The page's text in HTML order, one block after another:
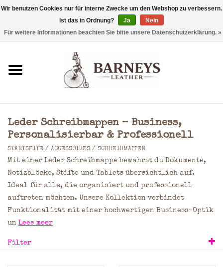
0 Artikel - €0,00
Geldbörse
Rucksäcke
Schultertaschen
Taschen
Marken
Leder Schreibmappen – Business,
Personalisierbar & Professionell
STARTSEITE / ACCESSOIRES / SCHREIBMAPPEN
Mit einer Leder Schreibmappe bewahrst du Dokumente,
Notizblöcke, Stifte und Tablets übersichtlich auf.
Ideal für alle, die organisiert und professionell
auftreten möchten. Unsere Kollektion verbindet
Funktionalität mit einer hochwertigen Business-Optik
un Lees meer
Filter
Wir benutzen Cookies nur für interne Zwecke um den Webshop zu verbessern.
Ist das in Ordnung?
Ja
Nein
Für weitere Informationen beachten Sie bitte unsere Datenschutzerklärung. »